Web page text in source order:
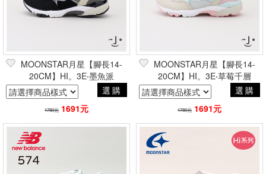
MOONSTAR月星【腳長14-
20CM】HI。3E‧墨魚派
選購
1780元 1691元
MOONSTAR月星【腳長14-
20CM】HI。3E‧草莓千層
選購
1780元 1691元